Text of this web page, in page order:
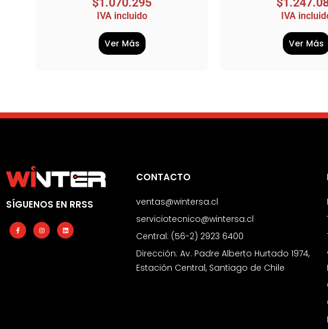
IVA incluido
Ver Más
IVA
Ver Más
SÍGUENOS EN RRSS
Facebook-
f
InstagramLinkedin
CONTACTO
ventas@wintersa.cl
serviciotecnico@wintersa.cl
Central: (56-2) 2923 6400
Dirección: Av. Padre Alberto Hurtado 1974,
Estación Central, Santiago de Chile